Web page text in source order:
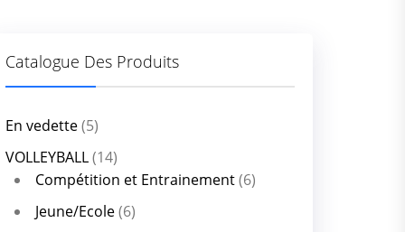
Catalogue Des Produits
En vedette(5)
VOLLEYBALL(14)
Compétition et Entrainement(6)
Jeune/Ecole(6)